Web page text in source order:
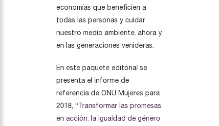
economías que beneficien a
todas las personas y cuidar
nuestro medio ambiente, ahora y
en las generaciones venideras.
En este paquete editorial se
presenta el informe de
referencia de ONU Mujeres para
2018, “Transformar las promesas
en acción: la igualdad de género